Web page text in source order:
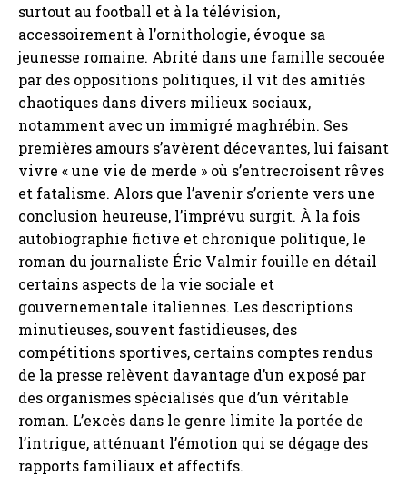
surtout au football et à la télévision,
accessoirement à l’ornithologie, évoque sa
jeunesse romaine. Abrité dans une famille secouée
par des oppositions politiques, il vit des amitiés
chaotiques dans divers milieux sociaux,
notamment avec un immigré maghrébin. Ses
premières amours s’avèrent décevantes, lui faisant
vivre « une vie de merde » où s’entrecroisent rêves
et fatalisme. Alors que l’avenir s’oriente vers une
conclusion heureuse, l’imprévu surgit. À la fois
autobiographie fictive et chronique politique, le
roman du journaliste Éric Valmir fouille en détail
certains aspects de la vie sociale et
gouvernementale italiennes. Les descriptions
minutieuses, souvent fastidieuses, des
compétitions sportives, certains comptes rendus
de la presse relèvent davantage d’un exposé par
des organismes spécialisés que d’un véritable
roman. L’excès dans le genre limite la portée de
l’intrigue, atténuant l’émotion qui se dégage des
rapports familiaux et affectifs.